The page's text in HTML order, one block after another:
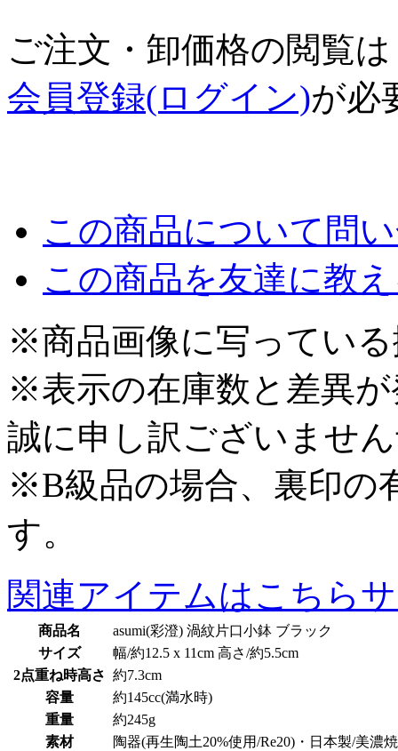
ご注文・卸価格の閲覧は
会員登録(ログイン)が必
この商品について問
この商品を友達に教
※商品画像に写ってい
※表示の在庫数と差異
誠に申し訳ございませ
※B級品の場合、裏印の
す。
関連アイテムはこちら
商品名
asumi(彩澄) 渦紋片口小鉢 ブラック
サイズ
幅/約12.5 x 11cm 高さ/約5.5cm
2点重ね時高さ 約7.3cm
容量
約145cc(満水時)
重量
約245g
素材
陶器(再生陶土20%使用/Re20)・日本製/美濃焼